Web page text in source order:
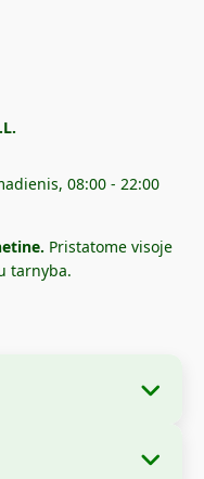
08:00 - 22:00
Pristatome visoje
tarnyba.